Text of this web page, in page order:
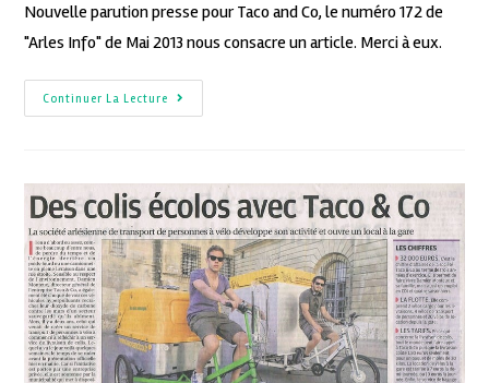
Nouvelle parution presse pour Taco and Co, le numéro 172 de
"Arles Info" de Mai 2013 nous consacre un article. Merci à eux.
Continuer La Lecture